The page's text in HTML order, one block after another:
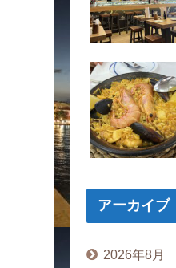
アーカイブ
2026年8月